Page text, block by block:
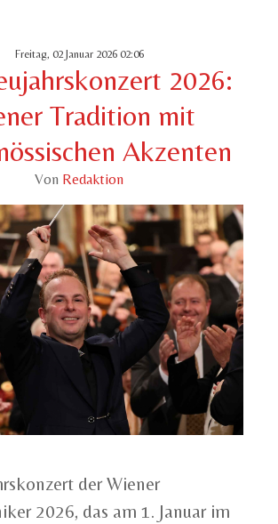
Freitag, 02 Januar 2026 02:06
2026:
Tradition mit
Akzenten
Von Redaktion
der Wiener
2026, das am 1. Januar im